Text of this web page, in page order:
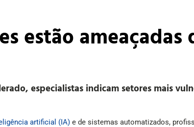
estão
especialistas indicam setores mais
artificial (IA) e de sistemas automatizados,